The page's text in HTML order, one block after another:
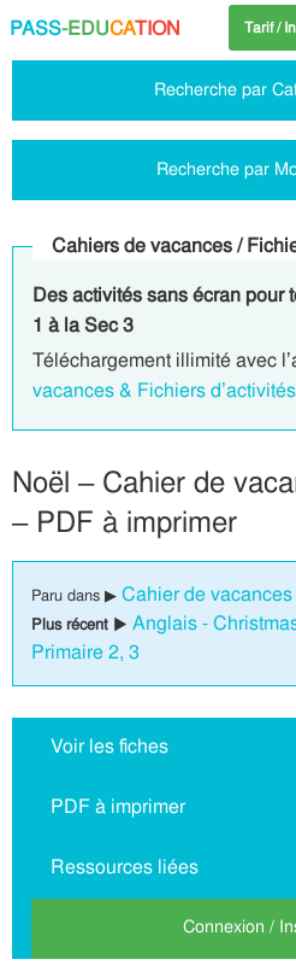
PASS-EDUCATION Tarif /
Recherche par
Recherche par
Cahiers de vacances /
Des activités sans écran pour
1 à la Sec 3
Téléchargement illimité avec
vacances & Fichiers d’activités
Noël – Cahier de
– PDF à imprimer
Paru dans ▶ Cahier de
Plus récent ▶ Anglais -
Primaire 2, 3
Voir les fiches
PDF à imprimer
Ressources liées
Connexion /